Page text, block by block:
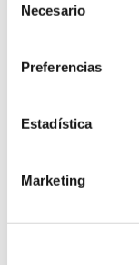
Necesario
Preferencias
Estadística
Marketing
inicio de
nuevo. No